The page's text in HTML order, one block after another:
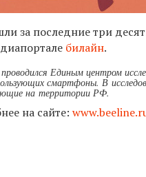
за последние три
билайн.
Единым центром
смартфоны. В
на территории РФ.
на сайте: